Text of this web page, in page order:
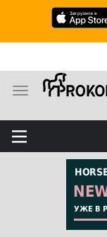
М
н
ю